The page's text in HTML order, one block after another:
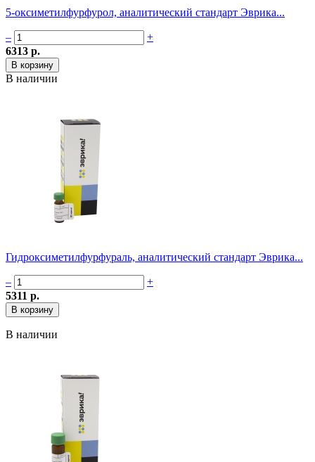
5-оксиметилфурфурол, аналитический стандарт Эврика...
–
+
6313 р.
В наличии
Гидроксиметилфурфураль, аналитический стандарт Эврика...
–
+
5311 р.
В наличии